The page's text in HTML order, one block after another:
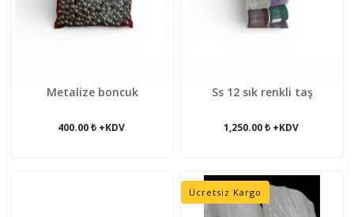
Metalize boncuk
400.00 ₺ +KDV
Ss 12 sık renkli taş
1,250.00 ₺ +KDV
Ücretsiz Kargo